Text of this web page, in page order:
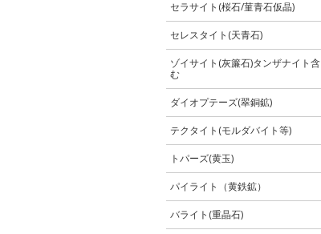
セラサイト(桜石/菫青石仮晶)
セレスタイト(天青石)
ゾイサイト(灰簾石)タンザナイト含
む
ダイオプテーズ(翠銅鉱)
テクタイト(モルダバイト等)
トパーズ(黄玉)
パイライト（黄鉄鉱）
バライト(重晶石)